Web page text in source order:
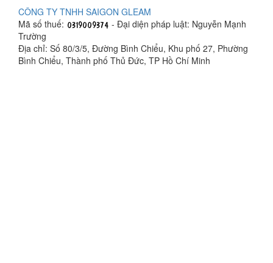
CÔNG TY TNHH SAIGON GLEAM
Mã số thuế:
- Đại diện pháp luật: Nguyễn Mạnh
Trường
Địa chỉ: Số 80/3/5, Đường Bình Chiểu, Khu phố 27, Phường
Bình Chiểu, Thành phố Thủ Đức, TP Hồ Chí Minh